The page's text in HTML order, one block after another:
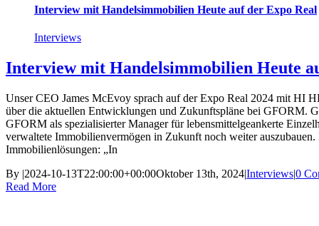
Interview mit Handelsimmobilien Heute auf der Expo Real
Interviews
Interview mit Handelsimmobilien Heute
Unser CEO James McEvoy sprach auf der Expo Real 2024 mit HI
über die aktuellen Entwicklungen und Zukunftspläne bei GFORM.
GFORM als spezialisierter Manager für lebensmittelgeankerte
verwaltete Immobilienvermögen in Zukunft noch weiter
Immobilienlösungen: „In
By |2024-10-13T22:00:00+00:00Oktober 13th, 2024|Interviews|0
Read More